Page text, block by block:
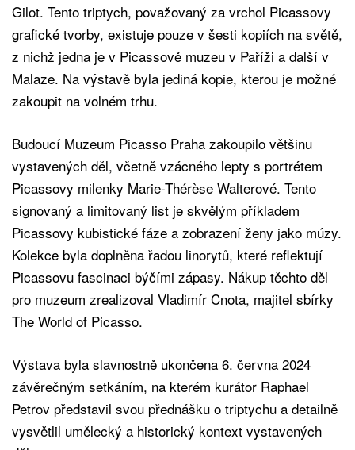
Gilot. Tento triptych, považovaný za vrchol Picassovy
grafické tvorby, existuje pouze v šesti kopiích na světě,
z nichž jedna je v Picassově muzeu v Paříži a další v
Malaze. Na výstavě byla jediná kopie, kterou je možné
zakoupit na volném trhu.
Budoucí Muzeum Picasso Praha zakoupilo většinu
vystavených děl, včetně vzácného lepty s portrétem
Picassovy milenky Marie-Thérèse Walterové. Tento
signovaný a limitovaný list je skvělým příkladem
Picassovy kubistické fáze a zobrazení ženy jako múzy.
Kolekce byla doplněna řadou linorytů, které reflektují
Picassovu fascinaci býčími zápasy. Nákup těchto děl
pro muzeum zrealizoval Vladimír Cnota, majitel sbírky
The World of Picasso.
Výstava byla slavnostně ukončena 6. června 2024
závěrečným setkáním, na kterém kurátor Raphael
Petrov představil svou přednášku o triptychu a detailně
vysvětlil umělecký a historický kontext vystavených